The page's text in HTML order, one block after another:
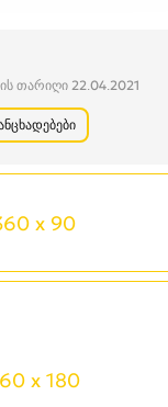
თარიღი 22.04.2021
x 90
x 180